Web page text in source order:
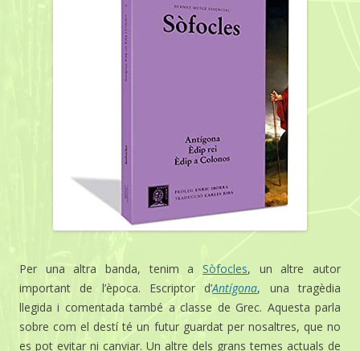
Per una altra banda, tenim a Sòfocles, un altre autor
important de l’època. Escriptor d’Antígona, una tragèdia
llegida i comentada també a classe de Grec. Aquesta parla
sobre com el destí té un futur guardat per nosaltres, que no
es pot evitar ni canviar. Un altre dels grans temes actuals de